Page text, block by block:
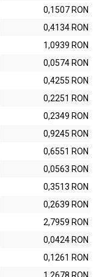
0,1507 RON
0,4134 RON
1,0939 RON
0,0574 RON
0,4255 RON
0,2251 RON
0,2349 RON
0,9245 RON
0,6551 RON
0,0563 RON
0,3513 RON
0,2639 RON
2,7959 RON
0,0424 RON
0,1261 RON